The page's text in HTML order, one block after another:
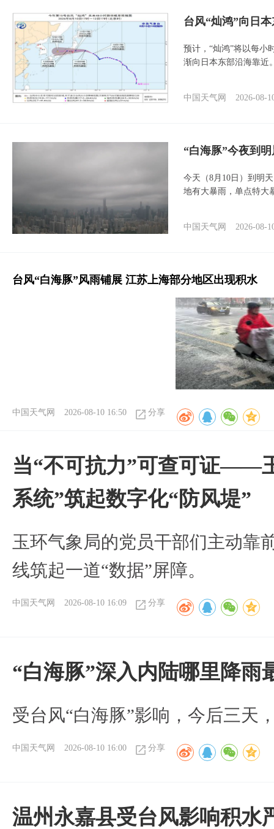
台风“灿鸿”向日
预计，“灿鸿”将以每小
渐向日本东部沿海靠近
中国天气网 2026-08-
“白海豚”今夜到
今天（8月10日）到明
地有大暴雨，单点特大
中国天气网 2026-08-
台风“白海豚”风雨铺展 江苏上海部分地区出现积水
中国天气网 2026-08-10 16:50 分享
当“不可抗力”可查可证——
系统”筑起数字化“防风堤”
玉环气象局的党员干部们主动靠
线筑起一道“数据”屏障。
中国天气网 2026-08-10 16:09 分享
“白海豚”深入内陆哪里降雨
受台风“白海豚”影响，今后三天
中国天气网 2026-08-10 16:00 分享
温州永嘉县受台风影响积水